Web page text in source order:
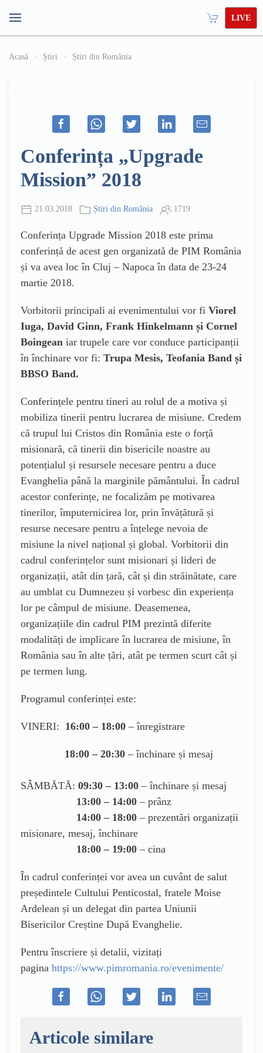
LIVE
Acasă Știri Știri din România
Conferința „Upgrade
Mission” 2018
21.03.2018 Știri din România 1719
Conferința Upgrade Mission 2018 este prima
conferință de acest gen organizată de PIM România
și va avea loc în Cluj – Napoca în data de 23-24
martie 2018.
Vorbitorii principali ai evenimentului vor fi Viorel
Iuga, David Ginn, Frank Hinkelmann și Cornel
Boingean iar trupele care vor conduce participanții
în închinare vor fi: Trupa Mesis, Teofania Band și
BBSO Band.
Conferințele pentru tineri au rolul de a motiva și
mobiliza tinerii pentru lucrarea de misiune. Credem
că trupul lui Cristos din România este o forță
misionară, că tinerii din bisericile noastre au
potențialul și resursele necesare pentru a duce
Evanghelia până la marginile pământului. În cadrul
acestor conferințe, ne focalizăm pe motivarea
tinerilor, împuternicirea lor, prin învățătură și
resurse necesare pentru a înțelege nevoia de
misiune la nivel național și global. Vorbitorii din
cadrul conferințelor sunt misionari și lideri de
organizații, atât din țară, cât și din străinătate, care
au umblat cu Dumnezeu și vorbesc din experiența
lor pe câmpul de misiune. Deasemenea,
organizațiile din cadrul PIM prezintă diferite
modalități de implicare în lucrarea de misiune, în
România sau în alte țări, atât pe termen scurt cât și
pe termen lung.
Programul conferinței este:
VINERI: 16:00 – 18:00 – înregistrare
18:00 – 20:30 – închinare și mesaj
SÂMBĂTĂ: 09:30 – 13:00 – închinare și mesaj
13:00 – 14:00 – prânz
14:00 – 18:00 – prezentări organizații
misionare, mesaj, închinare
18:00 – 19:00 – cina
În cadrul conferinței vor avea un cuvânt de salut
președintele Cultului Penticostal, fratele Moise
Ardelean și un delegat din partea Uniunii
Bisericilor Creștine După Evanghelie.
Pentru înscriere și detalii, vizitați
pagina https://www.pimromania.ro/evenimente/
Articole similare